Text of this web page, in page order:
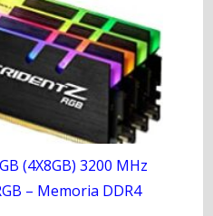
(4X8GB) 3200 MHz
– Memoria DDR4